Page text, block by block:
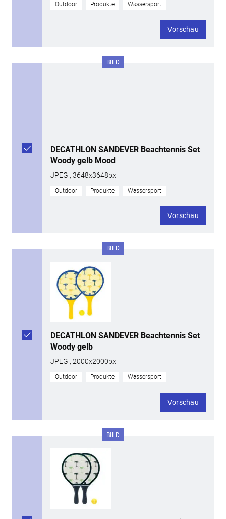
Outdoor Produkte Wassersport
Vorschau
BILD
DECATHLON SANDEVER Beachtennis Set
Woody gelb Mood
JPEG , 3648x3648px
Outdoor Produkte Wassersport
Vorschau
BILD
DECATHLON SANDEVER Beachtennis Set
Woody gelb
JPEG , 2000x2000px
Outdoor Produkte Wassersport
Vorschau
BILD